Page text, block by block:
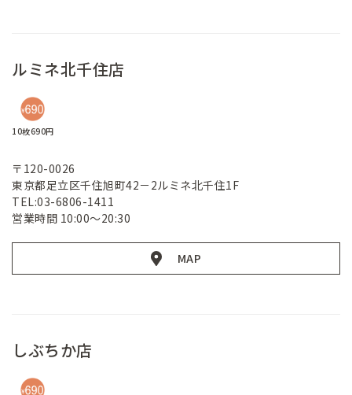
ルミネ北千住店
10枚690円
〒120-0026
東京都足立区千住旭町42－2ルミネ北千住1F
TEL:03-6806-1411
営業時間 10:00～20:30
MAP
しぶちか店